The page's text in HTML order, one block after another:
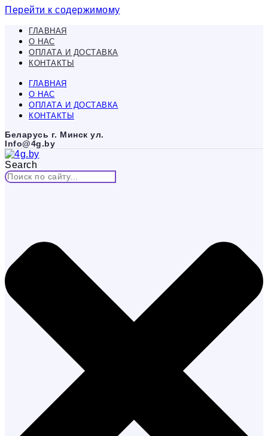
Перейти к содержимому
ГЛАВНАЯ
О НАС
ОПЛАТА И ДОСТАВКА
КОНТАКТЫ
ГЛАВНАЯ
О НАС
ОПЛАТА И ДОСТАВКА
КОНТАКТЫ
Беларусь г. Минск ул.
Info@4g.by
Search